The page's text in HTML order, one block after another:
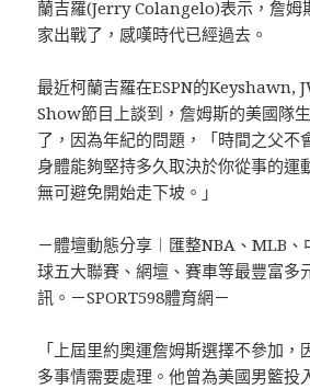
蘭吉羅(Jerry Colangelo)表示，詹姆
家出戰了，感嘆時代已經過去。
最近柯蘭吉羅在ESPN的
Show節目上談到，詹姆斯的美國隊
了，因為年紀的問題，「時間之父不
身體能夠堅持多久取決於你從事的運
無可避免開始走下坡。」
－體壇動態分享︱匯整NBA、MLB、
球五大聯賽、網壇、賽車等最豐富多
訊。－SPORT598體育網－
「上屆里約奧運詹姆斯選擇不參加，
多事情需要處理。他曾為美國男籃投